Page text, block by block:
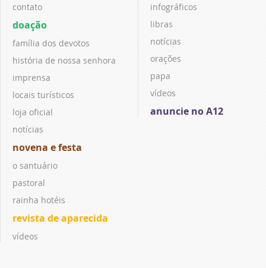
contato
doação
família dos devotos
história de nossa senhora
imprensa
locais turísticos
loja oficial
notícias
novena e festa
o santuário
pastoral
rainha hotéis
revista de aparecida
vídeos
infográficos
libras
notícias
orações
papa
vídeos
anuncie no A12